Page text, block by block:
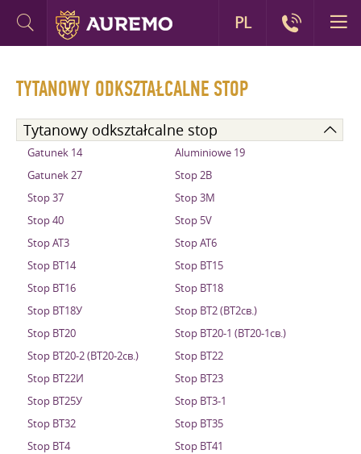
TYTANOWY ODKSZTAŁCALNE STOP
Tytanowy odkształcalne stop
Gatunek 14
Aluminiowe 19
Gatunek 27
Stop 2B
Stop 37
Stop 3M
Stop 40
Stop 5V
Stop АТ3
Stop АТ6
Stop ВТ14
Stop ВТ15
Stop ВТ16
Stop ВТ18
Stop ВТ18У
Stop ВТ2 (ВТ2св.)
Stop ВТ20
Stop ВТ20-1 (ВТ20-1св.)
Stop ВТ20-2 (ВТ20-2св.)
Stop ВТ22
Stop ВТ22И
Stop ВТ23
Stop ВТ25У
Stop ВТ3-1
Stop ВТ32
Stop ВТ35
Stop ВТ4
Stop ВТ41
PL